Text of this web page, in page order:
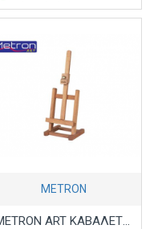
METRON
METRON ART ΚΑΒΑΛΕΤΟ ΞΥΛΙΝΟ ΜΙΝΙ ΜΕ ΒΑΣΗ 16x14x42